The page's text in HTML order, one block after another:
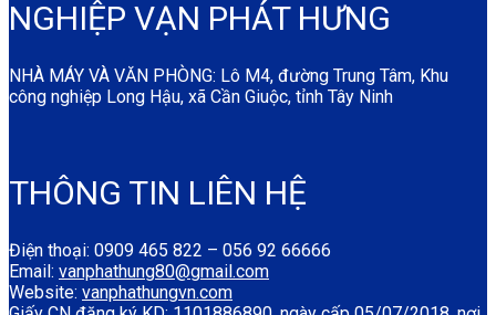
NGHIỆP VẠN PHÁT HƯNG
NHÀ MÁY VÀ VĂN PHÒNG: Lô M4, đường Trung Tâm, Khu
công nghiệp Long Hậu, xã Cần Giuộc, tỉnh Tây Ninh
THÔNG TIN LIÊN HỆ
Điện thoại: 0909 465 822 – 056 92 66666
Email: vanphathung80@gmail.com
Website: vanphathungvn.com